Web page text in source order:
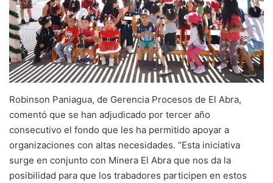
Robinson Paniagua, de Gerencia Procesos de El Abra,
comentó que se han adjudicado por tercer año
consecutivo el fondo que les ha permitido apoyar a
organizaciones con altas necesidades. “Esta iniciativa
surge en conjunto con Minera El Abra que nos da la
posibilidad para que los trabadores participen en estos